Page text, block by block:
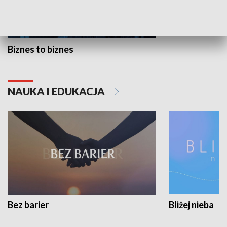
Biznes to biznes
NAUKA I EDUKACJA
Bez barier Bliżej nieba